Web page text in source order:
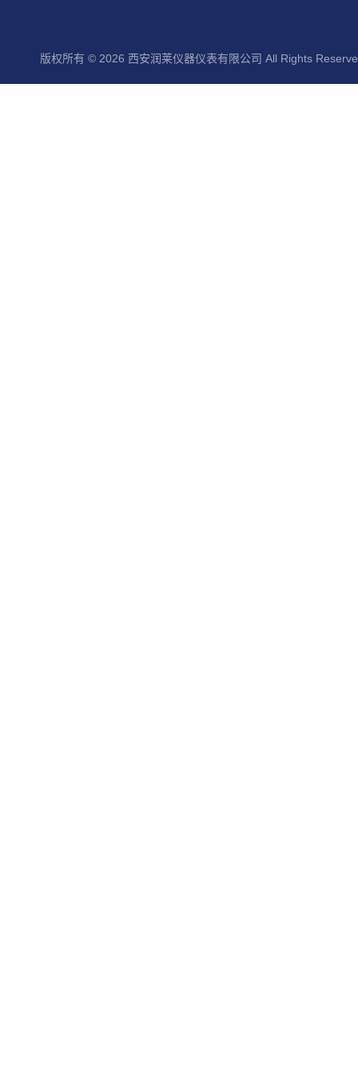
版权所有 © 2026 西安润莱仪器仪表有限公司 All Rights